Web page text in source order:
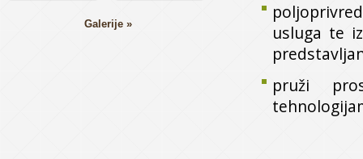
Galerije »
usluga te
pruži